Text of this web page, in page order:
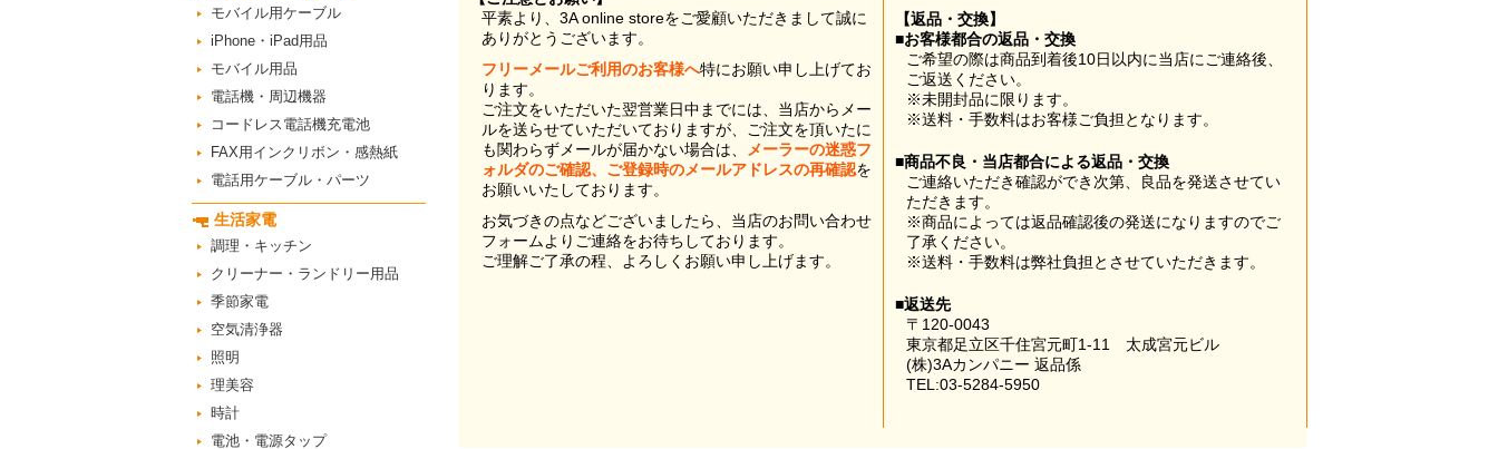
平素より、3A online storeをご愛顧いただきまして誠に
ありがとうございます。
フリーメールご利用のお客様へ特にお願い申し上げてお
ります。
ご注文をいただいた翌営業日中までには、当店からメー
ルを送らせていただいておりますが、ご注文を頂いたに
も関わらずメールが届かない場合は、
メーラーの迷惑フ
ォルダのご確認、ご登録時のメールアドレスの再確認を
お願いいたしております。
お気づきの点などございましたら、当店のお問い合わせ
フォームよりご連絡をお待ちしております。
ご理解ご了承の程、よろしくお願い申し上げます。
【返品・交換】
■お客様都合の返品・交換
ご希望の際は商品到着後10日以内に当店にご連絡後、
ご返送ください。
※未開封品に限ります。
※送料・手数料はお客様ご負担となります。
■商品不良・当店都合による返品・交換
ご連絡いただき確認ができ次第、良品を発送させてい
ただきます。
※商品によっては返品確認後の発送になりますのでご
了承ください。
※送料・手数料は弊社負担とさせていただきます。
■返送先
〒120-0043
東京都足立区千住宮元町1-11 太成宮元ビル
(株)3Aカンパニー 返品係
TEL:03-5284-5950
モバイル用ケーブル
iPhone・iPad用品
モバイル用品
電話機・周辺機器
コードレス電話機充電池
FAX用インクリボン・感熱紙
電話用ケーブル・パーツ
生活家電
調理・キッチン
クリーナー・ランドリー用品
季節家電
空気清浄器
照明
理美容
時計
電池・電源タップ